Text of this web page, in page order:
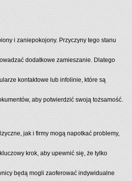
i zaniepokojony. Przyczyny tego stanu
dodatkowe zamieszanie. Dlatego
kontaktowe lub infolinie, które są
aby potwierdzić swoją tożsamość.
jak i firmy mogą napotkać problemy,
krok, aby upewnić się, że tylko
będą mogli zaoferować indywidualne